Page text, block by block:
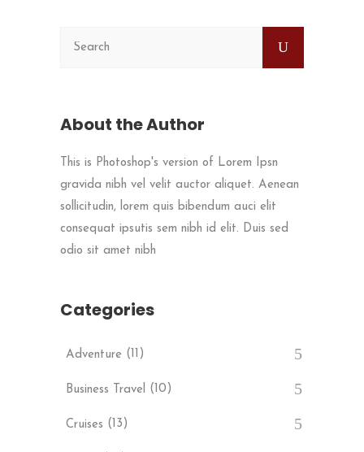
About the Author
This is Photoshop's version of Lorem Ipsn
gravida nibh vel velit auctor aliquet. Aenean
sollicitudin, lorem quis bibendum auci elit
consequat ipsutis sem nibh id elit. Duis sed
odio sit amet nibh
Categories
Adventure (11)
Business Travel (10)
Cruises (13)